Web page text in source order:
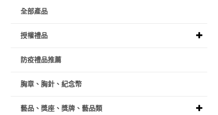
全部產品
授權禮品
防疫禮品推薦
胸章、胸針、紀念幣
藝品、獎座、獎牌、藝品類